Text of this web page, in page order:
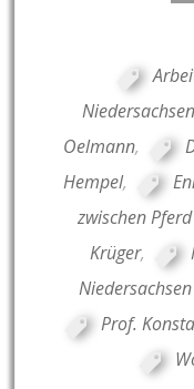
Oelmann,
Hempel,
zwischen
Krüger,
Prof.